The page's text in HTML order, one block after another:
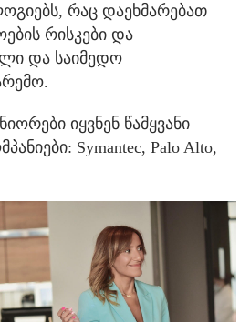
რაც დაეხმარებათ
რისკები და
და საიმედო
იყვნენ წამყვანი
Symantec, Palo Alto,